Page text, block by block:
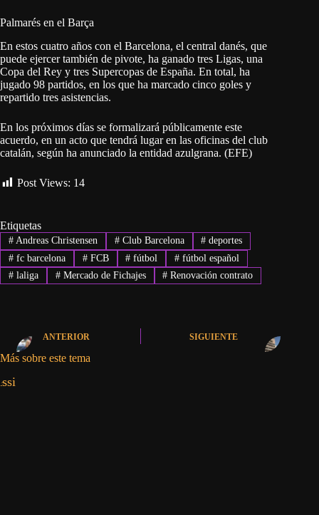
Palmarés en el Barça
En estos cuatro años con el Barcelona, el central danés, que
puede ejercer también de pivote, ha ganado tres Ligas, una
Copa del Rey y tres Supercopas de España. En total, ha
jugado 98 partidos, en los que ha marcado cinco goles y
repartido tres asistencias.
En los próximos días se formalizará públicamente este
acuerdo, en un acto que tendrá lugar en las oficinas del club
catalán, según ha anunciado la entidad azulgrana. (EFE)
Post Views: 14
Etiquetas
#Andreas Christensen #Club Barcelona # deportes
#fc barcelona #FCB # fútbol # fútbol español
#laliga #Mercado de Fichajes # Renovación contrato
ANTERIOR SIGUIENTE
Más sobre este tema